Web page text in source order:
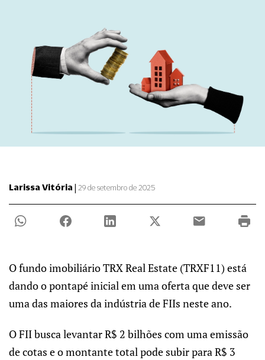
Larissa Vitória | 29 de setembro de 2025
O fundo imobiliário TRX Real Estate (TRXF11) está
dando o pontapé inicial em uma oferta que deve ser
uma das maiores da indústria de FIIs neste ano.
O FII busca levantar R$ 2 bilhões com uma emissão
de cotas e o montante total pode subir para R$ 3